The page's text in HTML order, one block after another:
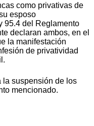
como privativas de
esposo
95.4 del Reglamento
declaran ambos, en el
la manifestación
de privatividad
la suspensión de los
mencionado.